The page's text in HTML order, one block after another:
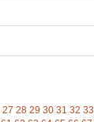
27 28 29 30 31 32 33